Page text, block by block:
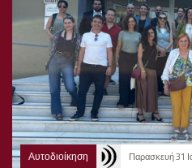
Αυτοδιοίκηση Παρασκευή 31